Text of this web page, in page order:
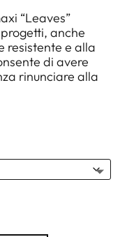
“Leaves”
anche
resistente e alla
di avere
rinunciare alla